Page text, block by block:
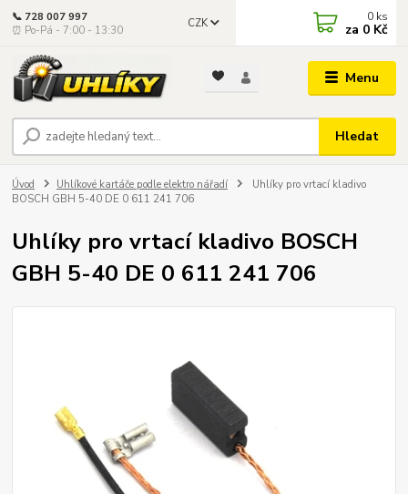
Menu
CZK
Hledat
📞 728 007 997
⏰ Po-Pá - 7:00 - 13:30
0 ks
za 0 Kč
Úvod Uhlíkové kartáče podle elektro nářadí
Uhlíky pro vrtací kladivo
BOSCH GBH 5-40 DE 0 611 241 706
Uhlíky pro vrtací kladivo BOSCH
GBH 5-40 DE 0 611 241 706